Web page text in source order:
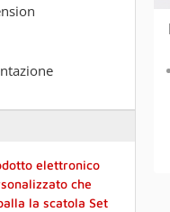
elettronico
che
la scatola Set